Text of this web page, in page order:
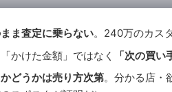
ま査定に乗らない。240万のカス
かけた金額」ではなく
「次の買い
どうかは売り方次第。分かる店・